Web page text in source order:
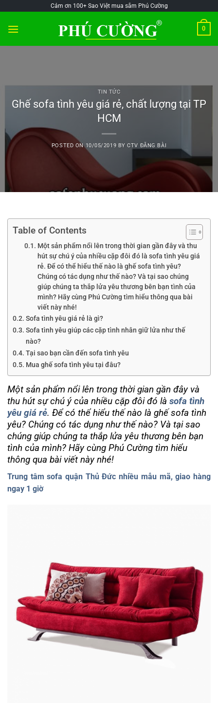
content
Cảm ơn 100+ Sao Việt mua sắm Phú Cường
0
TIN TỨC
Ghế sofa tình yêu giá rẻ, chất lượng tại TP
HCM
POSTED ON 10/05/2019 BYCTV ĐĂNG BÀI
Table of Contents
Một sản phẩm nổi lên trong thời gian gần đây và thu
hút sự chú ý của nhiều cặp đôi đó là sofa tình yêu giá
rẻ. Để có thể hiểu thế nào là ghế sofa tình yêu?
Chúng có tác dụng như thế nào? Và tại sao chúng
giúp chúng ta thắp lửa yêu thương bên bạn tình của
mình? Hãy cùng Phú Cường tìm hiểu thông qua bài
viết này nhé!
Sofa tình yêu giá rẻ là gì?
Sofa tình yêu giúp các cặp tình nhân giữ lửa như thế
nào?
Tại sao bạn cần đến sofa tình yêu
Mua ghế sofa tình yêu tại đâu?
Một sản phẩm nổi lên trong thời gian gần đây và
thu hút sự chú ý của nhiều cặp đôi đó là sofa tình
yêu giá rẻ. Để có thể hiểu thế nào là ghế sofa tình
yêu? Chúng có tác dụng như thế nào? Và tại sao
chúng giúp chúng ta thắp lửa yêu thương bên bạn
tình của mình? Hãy cùng Phú Cường tìm hiểu
thông qua bài viết này nhé!
Trung tâm sofa quận Thủ Đức nhiều mẫu mã, giao hàng
ngay 1 giờ
mỪng1
mỪng1